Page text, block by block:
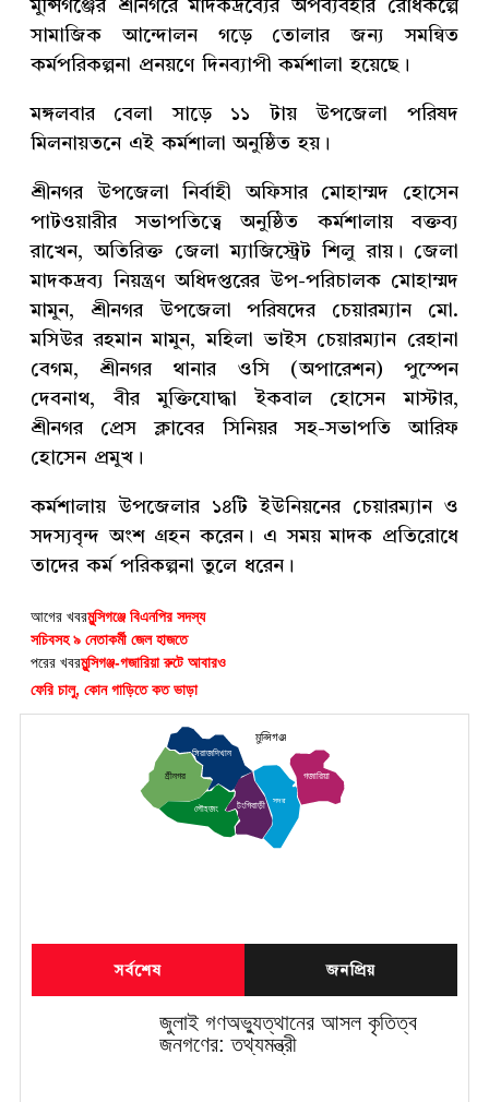
মুন্সিগঞ্জের শ্রীনগরে মাদকদ্রব্যের অপব্যবহার রোধকল্পে
সামাজিক আন্দোলন গড়ে তোলার জন্য সমন্বিত
কর্মপরিকল্পনা প্রনয়ণে দিনব্যাপী কর্মশালা হয়েছে।
মঙ্গলবার বেলা সাড়ে ১১ টায় উপজেলা পরিষদ
মিলনায়তনে এই কর্মশালা অনুষ্ঠিত হয়।
শ্রীনগর উপজেলা নির্বাহী অফিসার মোহাম্মদ হোসেন
পাটওয়ারীর সভাপতিত্বে অনুষ্ঠিত কর্মশালায় বক্তব্য
রাখেন, অতিরিক্ত জেলা ম্যাজিস্ট্রেট শিলু রায়। জেলা
মাদকদ্রব্য নিয়ন্ত্রণ অধিদপ্তরের উপ-পরিচালক মোহাম্মদ
মামুন, শ্রীনগর উপজেলা পরিষদের চেয়ারম্যান মো.
মসিউর রহমান মামুন, মহিলা ভাইস চেয়ারম্যান রেহানা
বেগম, শ্রীনগর থানার ওসি (অপারেশন) পুস্পেন
দেবনাথ, বীর মুক্তিযোদ্ধা ইকবাল হোসেন মাস্টার,
শ্রীনগর প্রেস ক্লাবের সিনিয়র সহ-সভাপতি আরিফ
হোসেন প্রমুখ।
কর্মশালায় উপজেলার ১৪টি ইউনিয়নের চেয়ারম্যান ও
সদস্যবৃন্দ অংশ গ্রহন করেন। এ সময় মাদক প্রতিরোধে
তাদের কর্ম পরিকল্পনা তুলে ধরেন।
আগের খবরমুন্সিগঞ্জে বিএনপির সদস্য
সচিবসহ ৯ নেতাকর্মী জেল হাজতে
পরের খবরমুন্সিগঞ্জ-গজারিয়া রুটে আবারও
ফেরি চালু, কোন গাড়িতে কত ভাড়া
শ্রীনগর
সিরাজদিখান
টংগিবাড়ী সদর
গজারিয়া
লৌহজং
মুন্সিগঞ্জ
সর্বশেষ জনপ্রিয়
জুলাই গণঅভ্যুত্থানের আসল কৃতিত্ব
জনগণের: তথ্যমন্ত্রী